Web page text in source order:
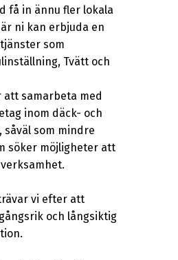
få in ännu fler lokala
ni kan erbjuda en
som
Tvätt och
att samarbeta med
inom däck- och
såväl som mindre
söker möjligheter att
vi efter att
och långsiktig